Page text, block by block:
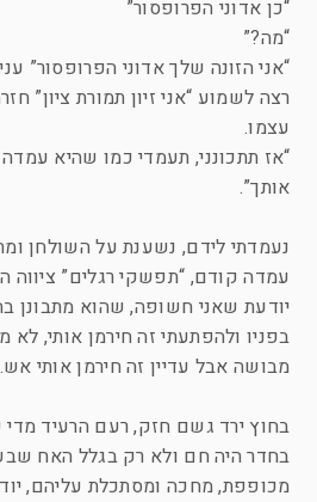
“כן אדוני הפרופסור”
“מה?”
“אני הזונה שלך אדוני הפרופסור”
רצה לשמוע “אני זיון תמורת ציון”
עצמו.
“אז תתכונני, תעמדי כמו שהיא
אותך”.
נעמדתי לידם, נשענת על השולחן
עמדה קודם, “תפשקי רגלים” ציווה
יודעת שאני חשופה, שהוא מתבונן
בפניו ולהפתעתי זה חירמן אותי,
מבושה אבל עדיין זה חירמן אותי אש.
בחוץ ירד גשם חזק, רעם הרעיד
בחדר היה חם ולא רק בגלל האח
מכופפת, מחכה ומסתכלת עליהם,